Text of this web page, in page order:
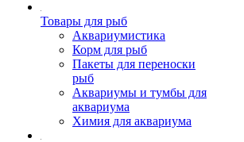
Товары для рыб
Аквариумистика
Корм для рыб
Пакеты для переноски
рыб
Аквариумы и тумбы для
аквариума
Химия для аквариума